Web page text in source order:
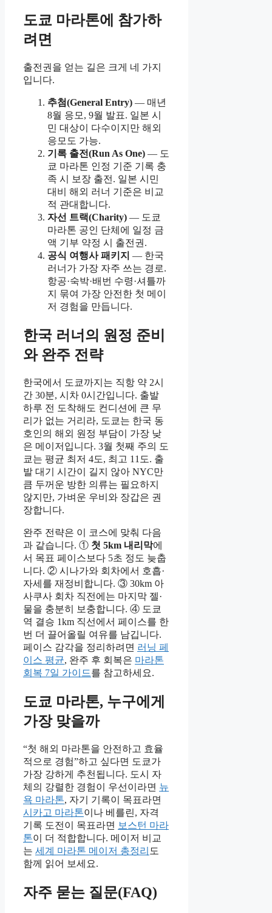
도쿄 마라톤에 참가하
려면
출전권을 얻는 길은 크게 네 가지
입니다.
추첨(General Entry) — 매년
8월 응모, 9월 발표. 일본 시
민 대상이 다수이지만 해외
응모도 가능.
기록 출전(Run As One) — 도
쿄 마라톤 인정 기준 기록 충
족 시 보장 출전. 일본 시민
대비 해외 러너 기준은 비교
적 관대합니다.
자선 트랙(Charity) — 도쿄
마라톤 공인 단체에 일정 금
액 기부 약정 시 출전권.
공식 여행사 패키지 — 한국
러너가 가장 자주 쓰는 경로.
항공·숙박·배번 수령·셔틀까
지 묶여 가장 안전한 첫 메이
저 경험을 만듭니다.
한국 러너의 원정 준비
와 완주 전략
한국에서 도쿄까지는 직항 약 2시
간 30분, 시차 0시간입니다. 출발
하루 전 도착해도 컨디션에 큰 무
리가 없는 거리라, 도쿄는 한국 동
호인의 해외 원정 부담이 가장 낮
은 메이저입니다. 3월 첫째 주의 도
쿄는 평균 최저 4도, 최고 11도. 출
발 대기 시간이 길지 않아 NYC만
큼 두꺼운 방한 의류는 필요하지
않지만, 가벼운 우비와 장갑은 권
장합니다.
완주 전략은 이 코스에 맞춰 다음
과 같습니다. ① 첫 5km 내리막에
서 목표 페이스보다 5초 정도 늦춥
니다. ② 시나가와 회차에서 호흡·
자세를 재정비합니다. ③ 30km 아
사쿠사 회차 직전에는 마지막 젤·
물을 충분히 보충합니다. ④ 도쿄
역 결승 1km 직선에서 페이스를 한
번 더 끌어올릴 여유를 남깁니다.
페이스 감각을 정리하려면 러닝 페
이스 평균, 완주 후 회복은 마라톤
회복 7일 가이드를 참고하세요.
도쿄 마라톤, 누구에게
가장 맞을까
“첫 해외 마라톤을 안전하고 효율
적으로 경험”하고 싶다면 도쿄가
가장 강하게 추천됩니다. 도시 자
체의 강렬한 경험이 우선이라면 뉴
욕 마라톤, 자기 기록이 목표라면
시카고 마라톤이나 베를린, 자격
기록 도전이 목표라면 보스턴 마라
톤이 더 적합합니다. 메이저 비교
는 세계 마라톤 메이저 총정리 도
함께 읽어 보세요.
자주 묻는 질문(FAQ)